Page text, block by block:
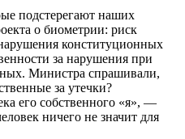
подстерегают наших
о биометрии: риск
конституционных
за нарушения при
Министра спрашивали,
за утечки?
его собственного «я», —
ничего не значит для